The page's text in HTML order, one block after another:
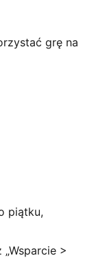
grę na
jest
piątku,
>